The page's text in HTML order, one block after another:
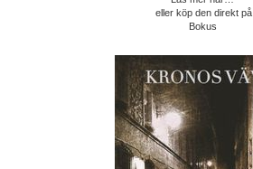
eller köp den direkt på
Bokus